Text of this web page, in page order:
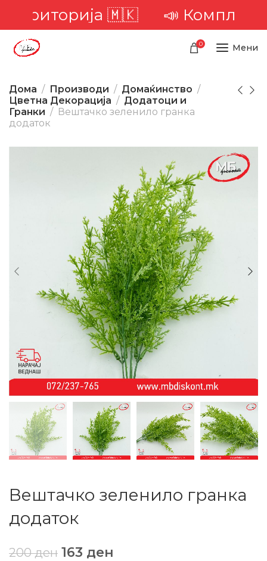
територија 🇲🇰 📣
0 Мени
Дома Производи
Домаќинство
Цветна Декорација
Додатоци и
Гранки
Вештачко зеленило гранка
додаток
Вештачко зеленило гранка
додаток
200ден 163 ден